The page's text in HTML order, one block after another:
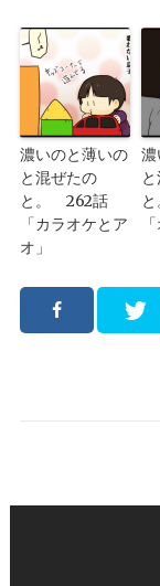
濃いのと薄いの
と混ぜたの
と。 262話
「カラオケとア
オ」
濃